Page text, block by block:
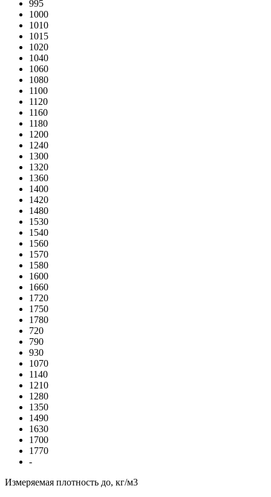
995
1000
1010
1015
1020
1040
1060
1080
1100
1120
1160
1180
1200
1240
1300
1320
1360
1400
1420
1480
1530
1540
1560
1570
1580
1600
1660
1720
1750
1780
720
790
930
1070
1140
1210
1280
1350
1490
1630
1700
1770
-
Измеряемая плотность до, кг/м3